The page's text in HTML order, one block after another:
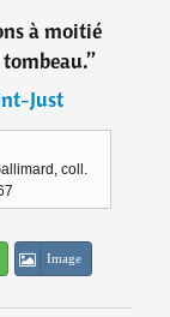
à moitié
”
Just
coll.
Image